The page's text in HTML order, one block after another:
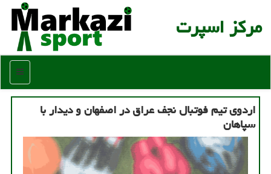
مركز اسپرت
منو
اردوی تیم فوتبال نجف عراق در اصفهان و دیدار با
سپاهان